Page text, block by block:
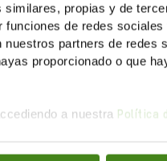
propias y de
de redes
partners de redes
proporcionado o que
a nuestra Política